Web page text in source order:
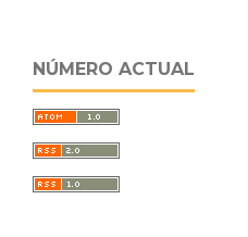
NÚMERO ACTUAL